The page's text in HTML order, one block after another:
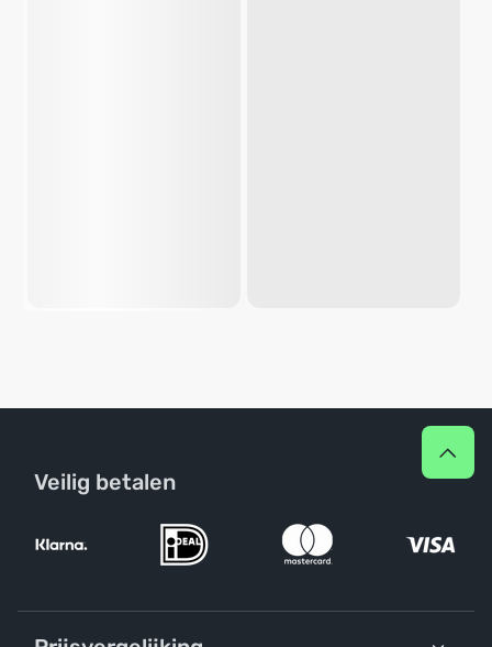
Veilig betalen